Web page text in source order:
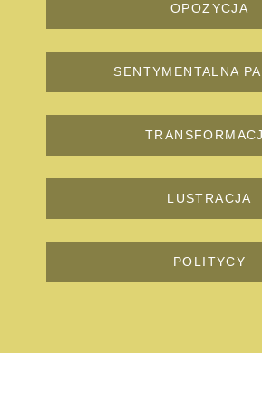
OPOZYCJA
SENTYMENTALNA
LUSTRACJA
POLITYCY